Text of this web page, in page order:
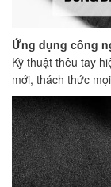
Ứng dụng công
Kỹ thuật thêu tay
mới, thách thức